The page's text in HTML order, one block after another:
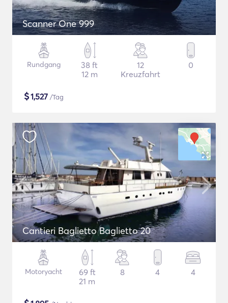
Scanner One 999
Rundgang
38 ft
12 m
12
Kreuzfahrt
0
$1,527 /Tag
Cantieri Baglietto Baglietto 20
Motoryacht
69 ft
21 m
8 4 4